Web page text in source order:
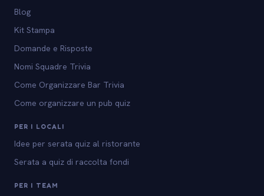
Blog
Kit Stampa
Domande e Risposte
Nomi Squadre Trivia
Come Organizzare Bar Trivia
Come organizzare un pub quiz
PER I LOCALI
Idee per serata quiz al ristorante
Serata a quiz di raccolta fondi
PER I TEAM